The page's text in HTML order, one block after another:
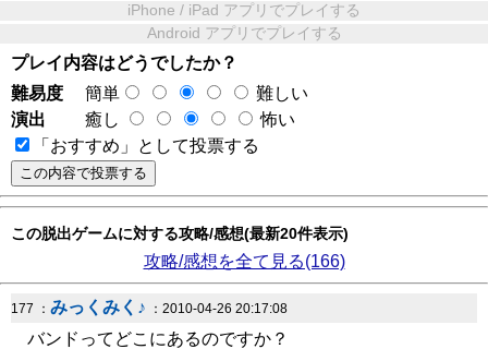
iPhone / iPad アプリでプレイする
Android アプリでプレイする
プレイ内容はどうでしたか？
難易度
簡単
難しい
演出
癒し
怖い
「おすすめ」として投票する
この脱出ゲームに対する攻略/感想(最新20件表示)
攻略/感想を全て見る(166)
177 ： みっくみく♪ ：2010-04-26 20:17:08
バンドってどこにあるのですか？